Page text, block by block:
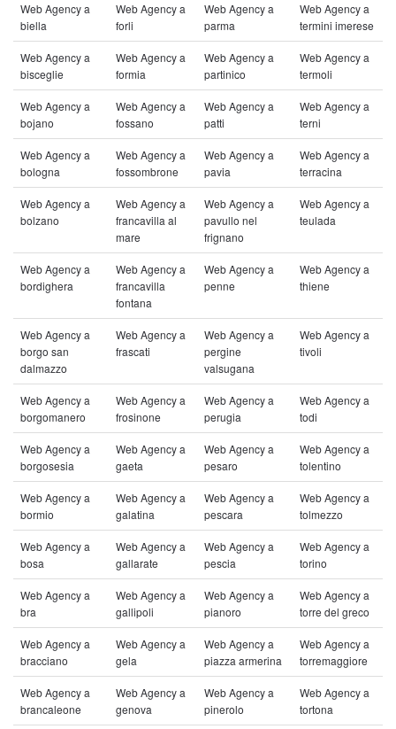
Web Agency a
biella
Web Agency a
forli
Web Agency a
parma
Web Agency a
termini imerese
Web Agency a
bisceglie
Web Agency a
formia
Web Agency a
partinico
Web Agency a
termoli
Web Agency a
bojano
Web Agency a
fossano
Web Agency a
patti
Web Agency a
terni
Web Agency a
bologna
Web Agency a
fossombrone
Web Agency a
pavia
Web Agency a
terracina
Web Agency a
bolzano
Web Agency a
francavilla al
mare
Web Agency a
pavullo nel
frignano
Web Agency a
teulada
Web Agency a
bordighera
Web Agency a
francavilla
fontana
Web Agency a
penne
Web Agency a
thiene
Web Agency a
borgo san
dalmazzo
Web Agency a
frascati
Web Agency a
pergine
valsugana
Web Agency a
tivoli
Web Agency a
borgomanero
Web Agency a
frosinone
Web Agency a
perugia
Web Agency a
todi
Web Agency a
borgosesia
Web Agency a
gaeta
Web Agency a
pesaro
Web Agency a
tolentino
Web Agency a
bormio
Web Agency a
galatina
Web Agency a
pescara
Web Agency a
tolmezzo
Web Agency a
bosa
Web Agency a
gallarate
Web Agency a
pescia
Web Agency a
torino
Web Agency a
bra
Web Agency a
gallipoli
Web Agency a
pianoro
Web Agency a
torre del greco
Web Agency a
bracciano
Web Agency a
gela
Web Agency a
piazza armerina
Web Agency a
torremaggiore
Web Agency a
brancaleone
Web Agency a
genova
Web Agency a
pinerolo
Web Agency a
tortona